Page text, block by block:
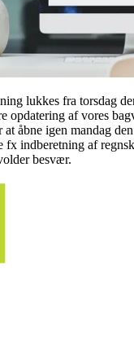
lukkes fra torsdag
opdatering af vores
at åbne igen mandag
fx indberetning af
besvær.